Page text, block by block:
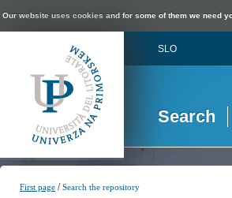
Our website uses cookies and for some of them we need
SLO
Search
First page /Search the repository